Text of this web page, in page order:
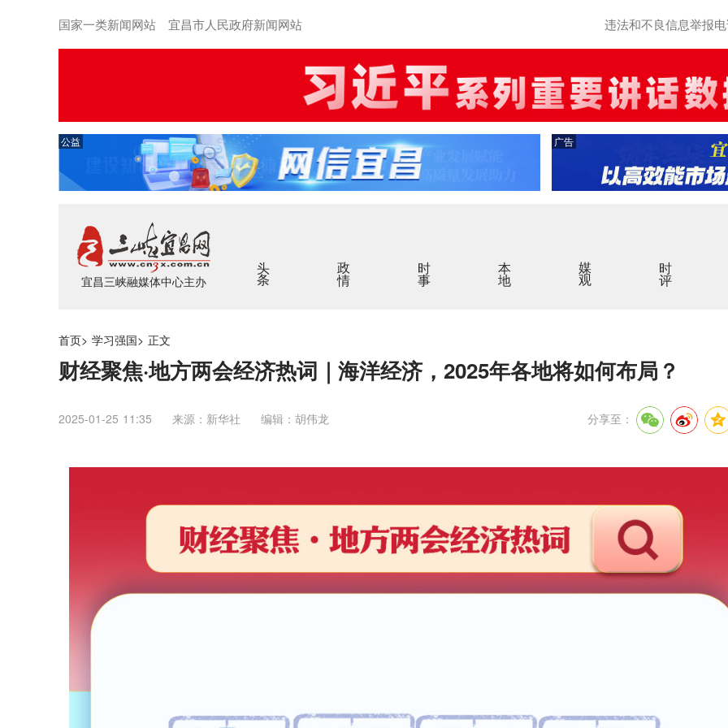
国家一类新闻网站 宜昌市人民政府新闻网站 违法和不良信息举报
公益 广告
宜昌三峡融媒体中心主办
头条 政情 时事 本地 媒观 时评
首页> 学习强国> 正文
财经聚焦·地方两会经济热词｜海洋经济，2025年各地将如何布局？
2025-01-25 11:35 来源：​新华社 编辑：胡伟龙 分享至：